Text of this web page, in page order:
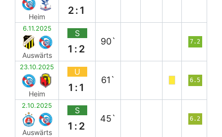
Heim
2:1
6.11.2025
Auswärts
S
1:2
90` 7.2
23.10.2025
Heim
U
1:1
61` 6.5
2.10.2025
Auswärts
S
1:2
45` 6.2